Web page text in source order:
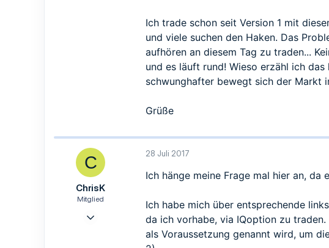
Ich trade schon seit Version 1 mit
und viele suchen den Haken. Das
aufhören an diesem Tag zu traden...
und es läuft rund! Wieso erzähl ich
schwunghafter bewegt sich der Markt
Grüße
C
ChrisK
Mitglied
28 Juli 2017
Ich hänge meine Frage mal hier an,
Ich habe mich über entsprechende
da ich vorhabe, via IQoption zu
als Voraussetzung genannt wird, um